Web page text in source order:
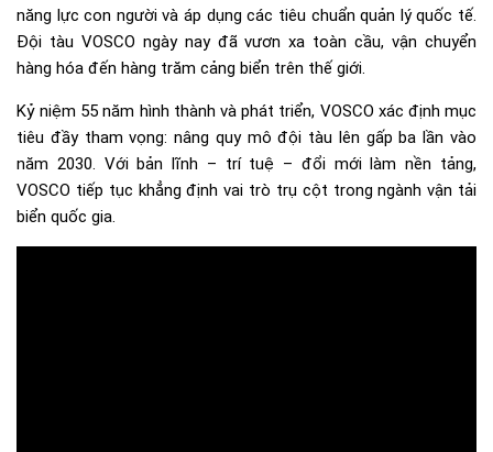
năng lực con người và áp dụng các tiêu chuẩn quản lý quốc tế.
Đội tàu VOSCO ngày nay đã vươn xa toàn cầu, vận chuyển
hàng hóa đến hàng trăm cảng biển trên thế giới.
Kỷ niệm 55 năm hình thành và phát triển, VOSCO xác định mục
tiêu đầy tham vọng: nâng quy mô đội tàu lên gấp ba lần vào
năm 2030. Với bản lĩnh – trí tuệ – đổi mới làm nền tảng,
VOSCO tiếp tục khẳng định vai trò trụ cột trong ngành vận tải
biển quốc gia.